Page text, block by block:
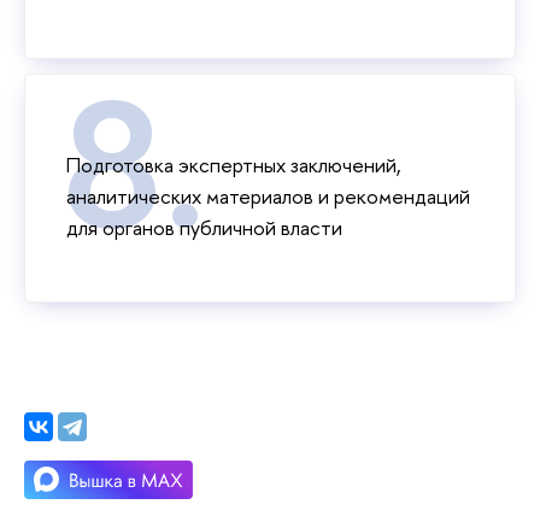
Подготовка экспертных заключений,
аналитических материалов и рекомендаций
для органов публичной власти